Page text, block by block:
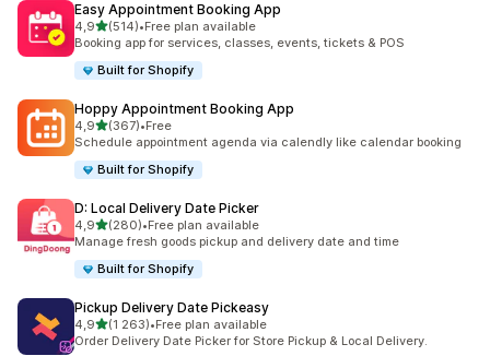
Easy Appointment Booking App
4,9/ 5 tähteä
(514)
514 arvostelua yhteensä
•Free plan available
Booking app for services, classes, events, tickets & POS
Built for Shopify
Hoppy Appointment Booking App
4,9/ 5 tähteä
(367)
367 arvostelua yhteensä
•Free
Schedule appointment agenda via calendly like calendar booking
Built for Shopify
D: Local Delivery Date Picker
4,9/ 5 tähteä
(280)
280 arvostelua yhteensä
•Free plan available
Manage fresh goods pickup and delivery date and time
Built for Shopify
Pickup Delivery Date Pickeasy
4,9/ 5 tähteä
(1 263)
1263 arvostelua yhteensä
•Free plan available
Order Delivery Date Picker for Store Pickup & Local Delivery.